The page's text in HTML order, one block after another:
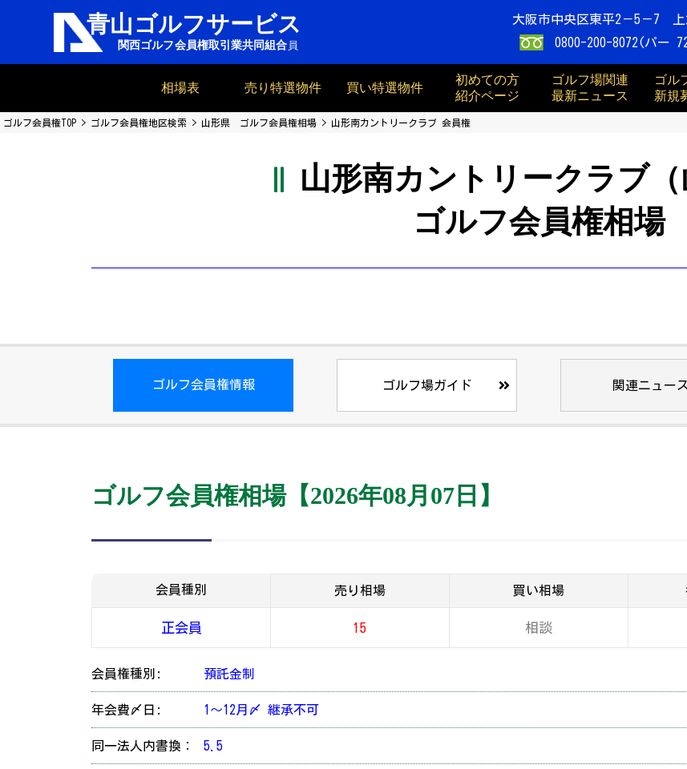
大阪市中央区東平2－5－7 上
0800-200-8072(パー
相場表 売り特選物件 買い特選物件
初めての方
紹介ページ
ゴルフ場関連
最新ニュース
ゴル
新規
ゴルフ会員権TOP ゴルフ会員権地区検索 山形県 ゴルフ会員権相場 山形南カントリークラブ 会員権
山形南カントリークラブ（
ゴルフ会員権相場
ゴルフ会員権情報 ゴルフ場ガイド 関連ニュース
ゴルフ会員権相場【2026年08月07日】
会員種別 売り相場 買い相場
正会員 15 相談
会員権種別: 預託金制
年会費〆日: 1～12月〆 継承不可
同一法人内書換： 5.5